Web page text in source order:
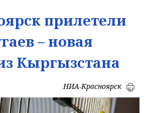
прилетели
– новая
Кыргызстана
НИА-Красноярск